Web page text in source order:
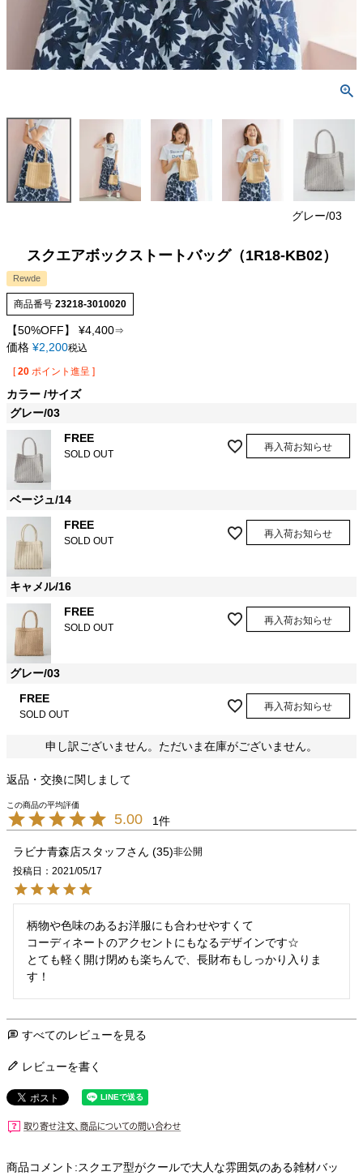
グレー/03
スクエアボックストートバッグ（1R18-KB02）
Rewde
商品番号 23218-3010020
【50%OFF】 ¥4,400⇒
価格 ¥2,200税込
[ 20 ポイント進呈 ]
カラー サイズ
グレー/03
FREE
SOLD OUT
再入荷お知らせ
ベージュ/14
FREE
SOLD OUT
再入荷お知らせ
キャメル/16
FREE
SOLD OUT
再入荷お知らせ
グレー/03
FREE
SOLD OUT
再入荷お知らせ
申し訳ございません。ただいま在庫がございません。
返品・交換に関しまして
5.00 1
ラビナ青森店スタッフ 35 非公開
投稿日
2021/05/17
柄物や色味のあるお洋服にも合わせやすくて
コーディネートのアクセントにもなるデザインです☆
とても軽く開け閉めも楽ちんで、長財布もしっかり入りま
す！
すべてのレビューを見る
レビューを書く
商品コメント:スクエア型がクールで大人な雰囲気のある雑材バッ